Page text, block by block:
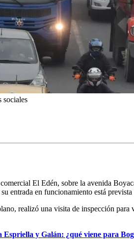
sociales
El Edén, sobre la avenida
entrada en funcionamiento está
realizó una visita de inspección
y Galán: ¿qué viene para